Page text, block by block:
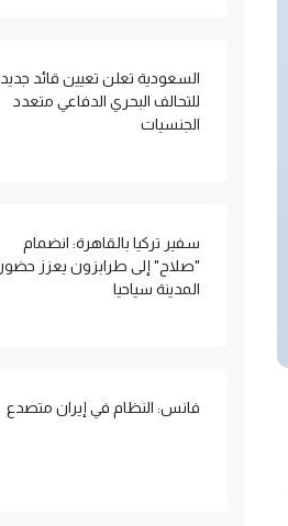
السعودية تعلن تعيين قائد جديد
للتحالف البحري الدفاعي متعدد
الجنسيات
سفير تركيا بالقاهرة: انضمام
"صلاح" إلى طرابزون يعزز حضور
المدينة سياحيا
فانس: النظام في إيران متصدع